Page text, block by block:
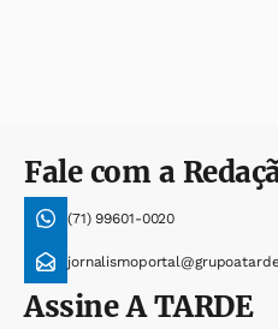
Fale com a
(71) 99601-0020
AssineA TARDE